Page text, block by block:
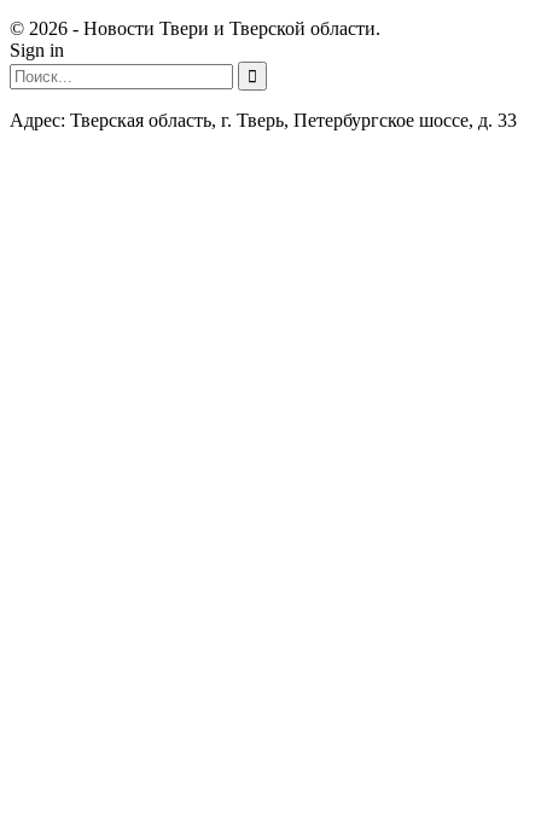
© 2026 - Новости Твери и Тверской области.
Sign in
Адрес: Тверская область, г. Тверь, Петербургское шоссе, д. 33